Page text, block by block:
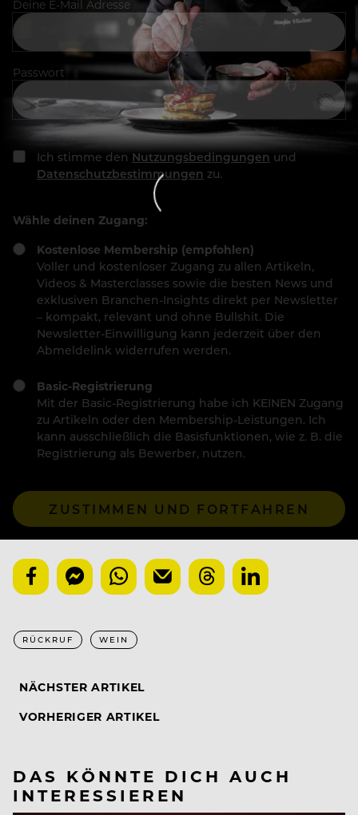
Deine E-Mail Adresse
Passwort
Ich stimme den Nutzungsbedingungen und
Datenschutzbestimmungen zu.
Wähle deinen Zugang:
Kostenlose Membership (empfohlen)
Voller und kostenloser Zugang zu allen Artikeln,
Videos & Masterclasses sowie die besten News und
exklusiven Branchen-Insights direkt per Newsletter
– kompakt, relevant und ohne Bullshit. Die
Newsletter-Einwilligung kann jederzeit über den
Abmeldelink widerrufen werden.
Basic-Registrierung
Mit der Basic-Registrierung habe ich KEINEN Zugang
zu Artikeln oder den Membership-Leistungen. Ich
kann ausschließlich die Basisfunktionen, wie z. B. die
Registrierung als Bewerber, nutzen.
ZUSTIMMEN UND FORTFAHREN
RÜCKRUF WEIN
NÄCHSTER ARTIKEL
VORHERIGER ARTIKEL
DAS KÖNNTE DICH AUCH
INTERESSIEREN